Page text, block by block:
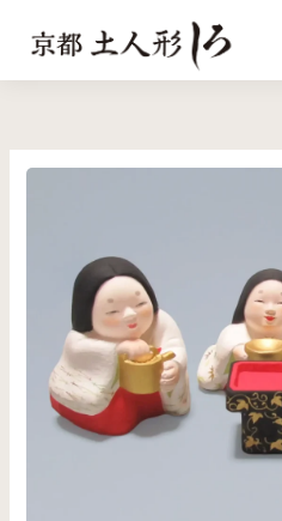
を
キ